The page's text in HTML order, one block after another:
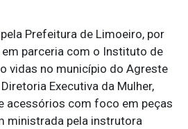
Prefeitura de Limoeiro, por
parceria com o Instituto de
vidas no município do Agreste
Executiva da Mulher,
acessórios com foco em peças
ministrada pela instrutora